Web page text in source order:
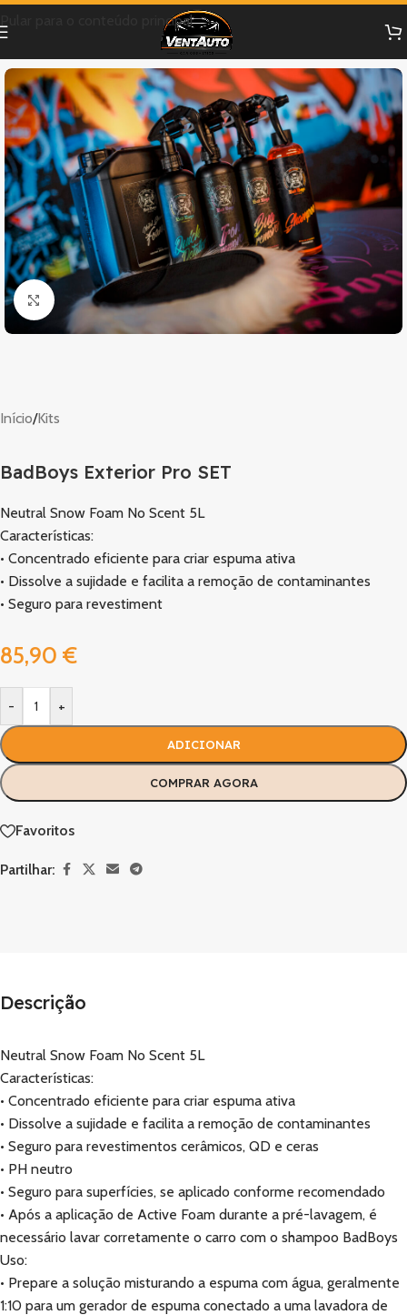
Pular para o conteúdo principal
Clique para ampliar
Início/Kits
BadBoys Exterior Pro SET
Neutral Snow Foam No Scent 5L
Características:
• Concentrado eficiente para criar espuma ativa
• Dissolve a sujidade e facilita a remoção de contaminantes
• Seguro para revestiment
85,90 €
- +
ADICIONAR
COMPRAR AGORA
Favoritos
Partilhar:
Descrição
Neutral Snow Foam No Scent 5L
Características:
• Concentrado eficiente para criar espuma ativa
• Dissolve a sujidade e facilita a remoção de contaminantes
• Seguro para revestimentos cerâmicos, QD e ceras
• PH neutro
• Seguro para superfícies, se aplicado conforme recomendado
• Após a aplicação de Active Foam durante a pré-lavagem, é
necessário lavar corretamente o carro com o shampoo BadBoys
Uso:
• Prepare a solução misturando a espuma com água, geralmente
1:10 para um gerador de espuma conectado a uma lavadora de